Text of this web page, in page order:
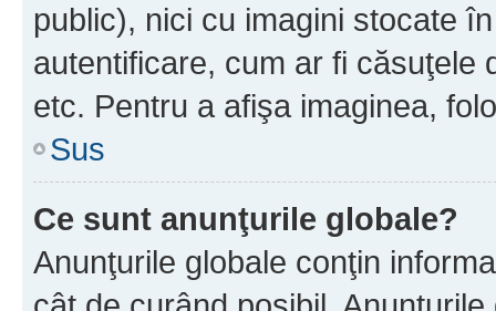
public), nici cu imagini stocate
autentificare, cum ar fi căsuţele
etc. Pentru a afişa imaginea,
Sus
Ce sunt anunţurile globale?
Anunţurile globale conţin